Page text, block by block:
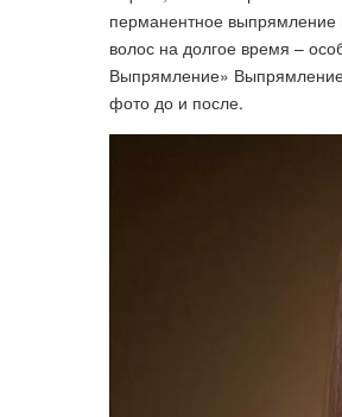
перманентное выпрямление
волос на долгое время –
Выпрямление» Выпрямление
фото до и после.